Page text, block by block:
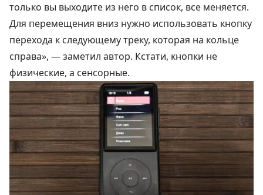
только вы выходите из него в список, все меняется.
Для перемещения вниз нужно использовать кнопку
перехода к следующему треку, которая на кольце
справа», — заметил автор. Кстати, кнопки не
физические, а сенсорные.